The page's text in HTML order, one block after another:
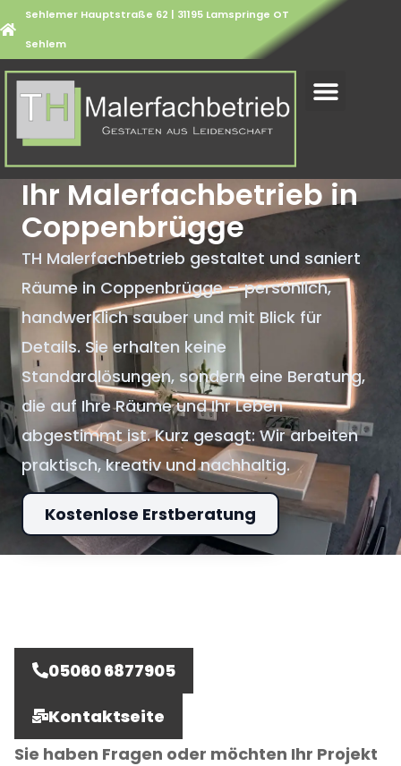
Sehlemer Hauptstraße 62 | 31195 Lamspringe OT
Sehlem
Ihr Malerfachbetrieb in
Coppenbrügge
TH Malerfachbetrieb gestaltet und saniert
Räume in Coppenbrügge – persönlich,
handwerklich sauber und mit Blick für
Details. Sie erhalten keine
Standardlösungen, sondern eine Beratung,
die auf Ihre Räume und Ihr Leben
abgestimmt ist. Kurz gesagt: Wir arbeiten
praktisch, kreativ und nachhaltig.
Kostenlose Erstberatung
05060 6877905
Kontaktseite
Sie haben Fragen oder möchten Ihr Projekt